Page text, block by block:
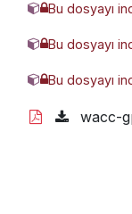
Bu dosyayı
Bu dosyayı
Bu dosyayı
wacc-
wacc-